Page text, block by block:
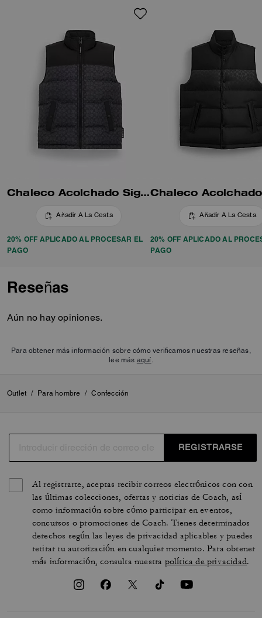
Chaleco Acolchado Signature En Poliéster Reciclado
Añadir A La Cesta
20% OFF APLICADO AL PROCESAR EL
PAGO
Añadir A La Cesta
20% OFF APLICADO AL
PAGO
Reseñas
Aún no hay opiniones.
Para obtener más información sobre cómo verificamos nuestras reseñas,
lee más aquí
Outlet / Para hombre / Confección
REGISTRARSE
Al registrarte, aceptas recibir correos electrónicos con con
las últimas colecciones, ofertas y noticias de Coach, así
como información sobre cómo participar en eventos,
concursos o promociones de Coach. Tienes determinados
derechos según las leyes de privacidad aplicables y puedes
retirar tu autorización en cualquier momento. Para obtener
más información, consulta nuestra política de privacidad.